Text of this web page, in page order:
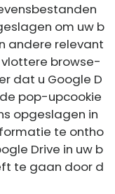
om uw b
andere relevant
browse-
dat u Google D
pop-upcookie
opgeslagen in
te ontho
Drive in uw b
te gaan door d